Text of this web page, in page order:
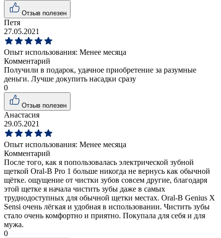
Отзыв полезен
Петя
27.05.2021
Опыт использования: Менее месяца
Комментарий
Получили в подарок, удачное приобретение за разумные
деньги. Лучше докупить насадки сразу
0
Отзыв полезен
Анастасия
29.05.2021
Опыт использования: Менее месяца
Комментарий
После того, как я попользовалась электрической зубной
щеткой Oral-B Pro 1 больше никогда не вернусь как обычной
щётке. ощущение от чистки зубов совсем другие, благодаря
этой щетке я начала чистить зубы даже в самых
труднодоступных для обычной щетки местах. Oral-B Genius X
Sensi очень лёгкая и удобная в использовании. Чистить зубы
стало очень комфортно и приятно. Покупала для себя и для
мужа.
0